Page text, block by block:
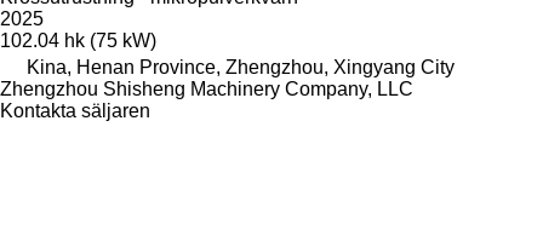
2025
102.04 hk (75 kW)
Kina, Henan Province, Zhengzhou, Xingyang City
Zhengzhou Shisheng Machinery Company, LLC
Kontakta säljaren